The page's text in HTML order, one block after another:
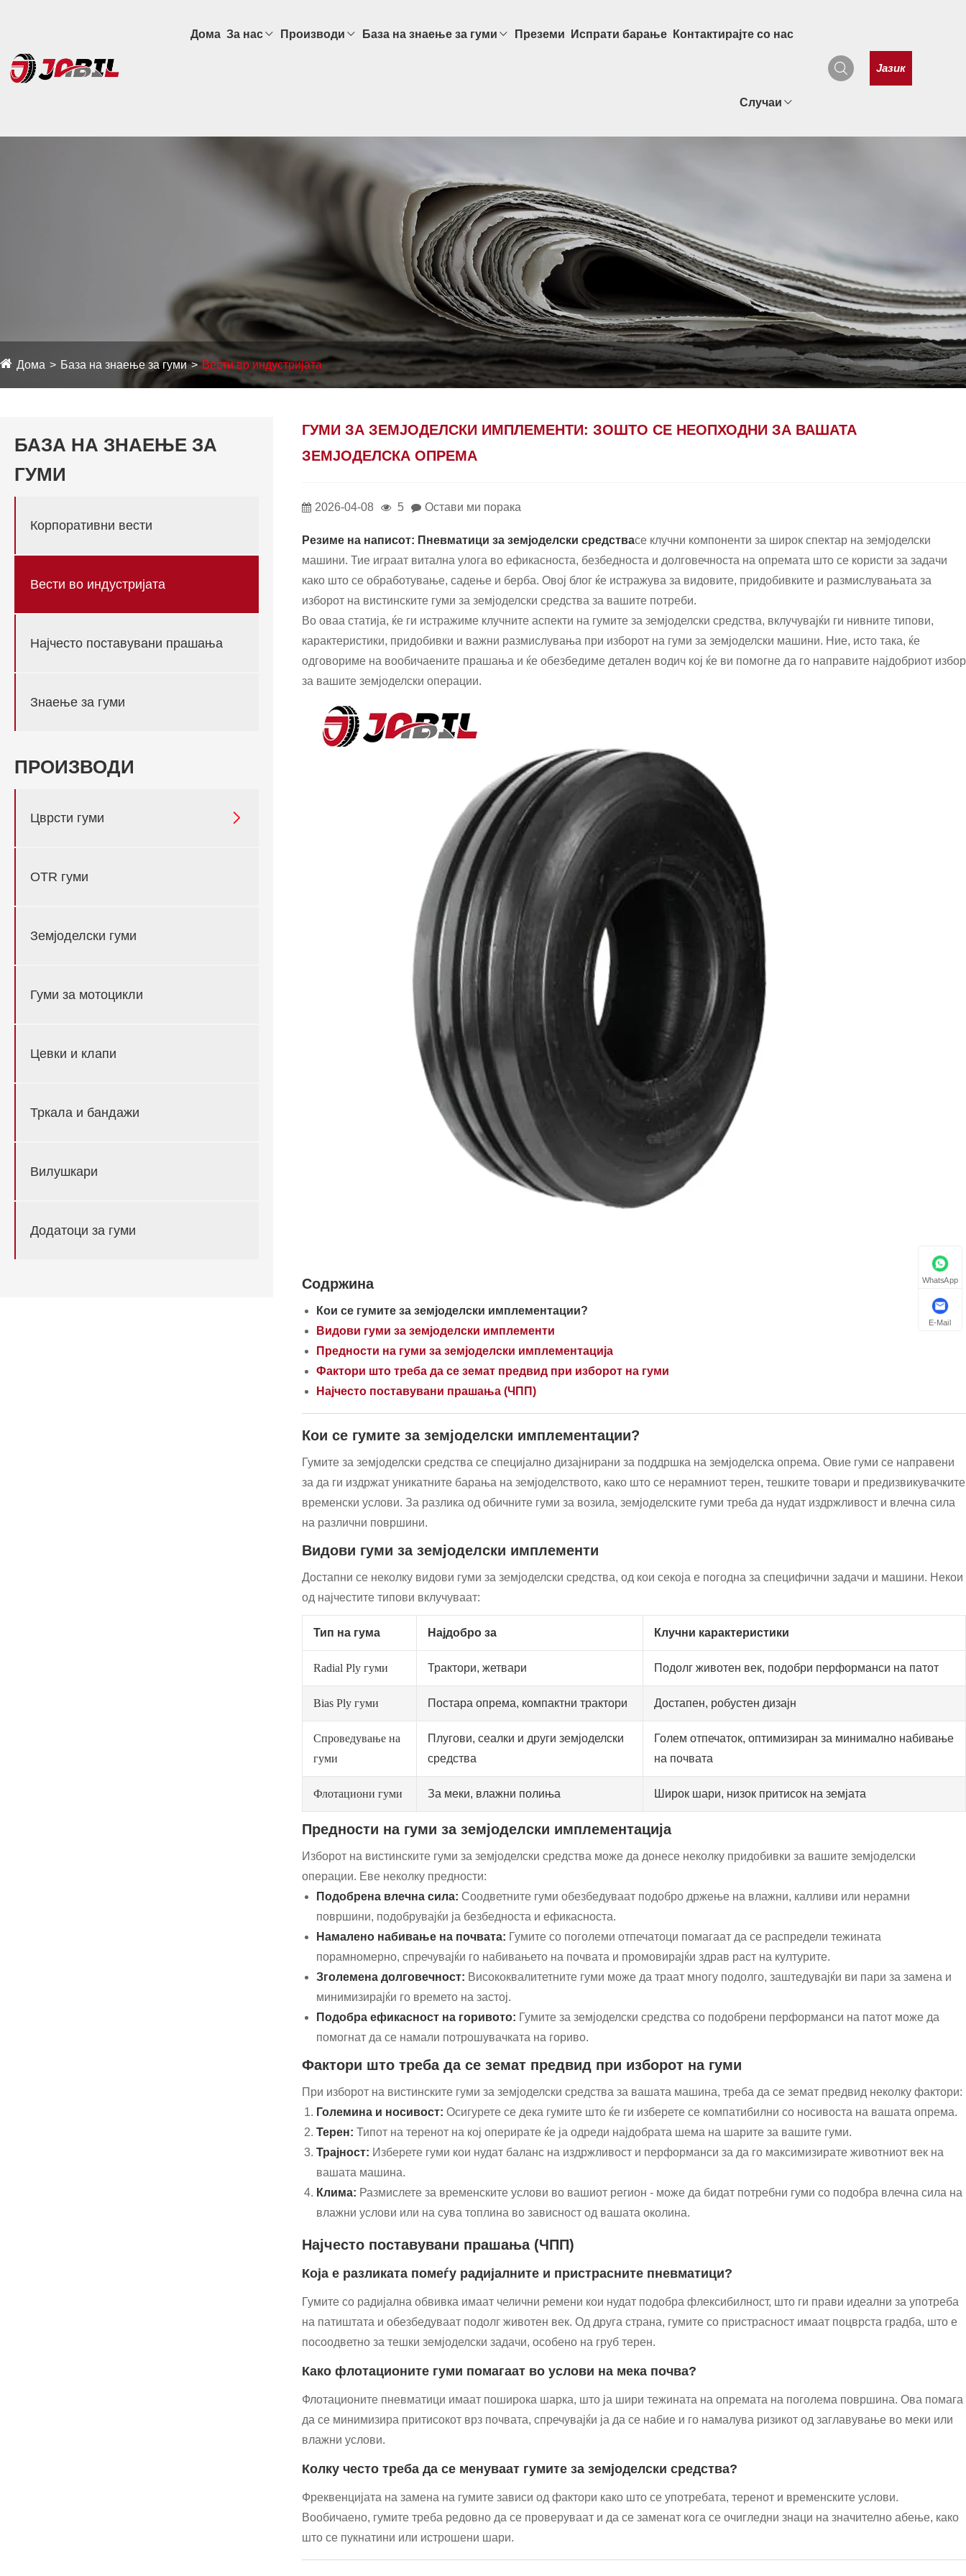
Дома За нас Производи База на знаење за гуми Преземи Испрати барање Контактирајте со нас
Случаи
Јазик
Дома База на знаење за гуми Вести во индустријата
БАЗА НА ЗНАЕЊЕ ЗА
ГУМИ
Корпоративни вести
Вести во индустријата
Најчесто поставувани прашања
Знаење за гуми
ПРОИЗВОДИ
Цврсти гуми 
OTR гуми
Земјоделски гуми
Гуми за мотоцикли
Цевки и клапи
Тркала и бандажи
Вилушкари
Додатоци за гуми
ГУМИ ЗА ЗЕМЈОДЕЛСКИ ИМПЛЕМЕНТИ: ЗОШТО СЕ НЕОПХОДНИ ЗА ВАШАТА
ЗЕМЈОДЕЛСКА ОПРЕМА
2026-04-08 5 Остави ми порака
Резиме на написот: Пневматици за земјоделски средствасе клучни компоненти за широк спектар на земјоделски
машини. Тие играат витална улога во ефикасноста, безбедноста и долговечноста на опремата што се користи за задачи
како што се обработување, садење и берба. Овој блог ќе истражува за видовите, придобивките и размислувањата за
изборот на вистинските гуми за земјоделски средства за вашите потреби.
Во оваа статија, ќе ги истражиме клучните аспекти на гумите за земјоделски средства, вклучувајќи ги нивните типови,
карактеристики, придобивки и важни размислувања при изборот на гуми за земјоделски машини. Ние, исто така, ќе
одговориме на вообичаените прашања и ќе обезбедиме детален водич кој ќе ви помогне да го направите најдобриот избор
за вашите земјоделски операции.
Содржина
Кои се гумите за земјоделски имплементации?
Видови гуми за земјоделски имплементи
Предности на гуми за земјоделски имплементација
Фактори што треба да се земат предвид при изборот на гуми
Најчесто поставувани прашања (ЧПП)
Кои се гумите за земјоделски имплементации?
Гумите за земјоделски средства се специјално дизајнирани за поддршка на земјоделска опрема. Овие гуми се направени
за да ги издржат уникатните барања на земјоделството, како што се нерамниот терен, тешките товари и предизвикувачките
временски услови. За разлика од обичните гуми за возила, земјоделските гуми треба да нудат издржливост и влечна сила
на различни површини.
Видови гуми за земјоделски имплементи
Достапни се неколку видови гуми за земјоделски средства, од кои секоја е погодна за специфични задачи и машини. Некои
од најчестите типови вклучуваат:
Тип на гума Најдобро за Клучни карактеристики
Radial Ply гуми Трактори, жетвари Подолг животен век, подобри перформанси на патот
Bias Ply гуми Постара опрема, компактни трактори Достапен, робустен дизајн
Спроведување на
гуми
Плугови, сеалки и други земјоделски
средства
Голем отпечаток, оптимизиран за минимално набивање
на почвата
Флотациони гуми За меки, влажни полиња Широк шари, низок притисок на земјата
Предности на гуми за земјоделски имплементација
Изборот на вистинските гуми за земјоделски средства може да донесе неколку придобивки за вашите земјоделски
операции. Еве неколку предности:
Подобрена влечна сила: Соодветните гуми обезбедуваат подобро држење на влажни, калливи или нерамни
површини, подобрувајќи ја безбедноста и ефикасноста.
Намалено набивање на почвата: Гумите со поголеми отпечатоци помагаат да се распредели тежината
порамномерно, спречувајќи го набивањето на почвата и промовирајќи здрав раст на културите.
Зголемена долговечност: Висококвалитетните гуми може да траат многу подолго, заштедувајќи ви пари за замена и
минимизирајќи го времето на застој.
Подобра ефикасност на горивото: Гумите за земјоделски средства со подобрени перформанси на патот може да
помогнат да се намали потрошувачката на гориво.
Фактори што треба да се земат предвид при изборот на гуми
При изборот на вистинските гуми за земјоделски средства за вашата машина, треба да се земат предвид неколку фактори:
Големина и носивост: Осигурете се дека гумите што ќе ги изберете се компатибилни со носивоста на вашата опрема.
Терен: Типот на теренот на кој оперирате ќе ја одреди најдобрата шема на шарите за вашите гуми.
Трајност: Изберете гуми кои нудат баланс на издржливост и перформанси за да го максимизирате животниот век на
вашата машина.
Клима: Размислете за временските услови во вашиот регион - може да бидат потребни гуми со подобра влечна сила на
влажни услови или на сува топлина во зависност од вашата околина.
Најчесто поставувани прашања (ЧПП)
Која е разликата помеѓу радијалните и пристрасните пневматици?
Гумите со радијална обвивка имаат челични ремени кои нудат подобра флексибилност, што ги прави идеални за употреба
на патиштата и обезбедуваат подолг животен век. Од друга страна, гумите со пристрасност имаат поцврста градба, што е
посоодветно за тешки земјоделски задачи, особено на груб терен.
Како флотационите гуми помагаат во услови на мека почва?
Флотационите пневматици имаат поширока шарка, што ја шири тежината на опремата на поголема површина. Ова помага
да се минимизира притисокот врз почвата, спречувајќи ја да се набие и го намалува ризикот од заглавување во меки или
влажни услови.
Колку често треба да се менуваат гумите за земјоделски средства?
Фреквенцијата на замена на гумите зависи од фактори како што се употребата, теренот и временските услови.
Вообичаено, гумите треба редовно да се проверуваат и да се заменат кога се очигледни знаци на значително абење, како
што се пукнатини или истрошени шари.
WhatsApp
E-Mail